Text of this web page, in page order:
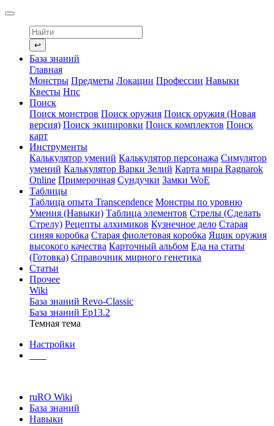
↩
База знаний
Главная
Монстры Предметы Локации Профессии Навыки
Квесты Нпс
Поиск
Поиск монстров Поиск оружия Поиск оружия (Новая
версия) Поиск экипировки Поиск комплектов Поиск
карт
Инструменты
Калькулятор умений Калькулятор персонажа Симулятор
умений Калькулятор Варки Зелий Карта мира Ragnarok
Online Примерочная Сундучки Замки WoE
Таблицы
Таблица опыта Transcendence Монстры по уровню
Умения (Навыки) Таблица элементов Стрелы (Сделать
Стрелу) Рецепты алхимиков Кузнечное дело Старая
синяя коробка Старая фиолетовая коробка Ящик оружия
высокого качества Карточный альбом Еда на статы
(Готовка) Справочник мирного генетика
Статьи
Прочее
Wiki
База знаний Revo-Classic
База знаний Ep13.2
Темная тема
Настройки
ruRO Wiki
База знаний
Навыки